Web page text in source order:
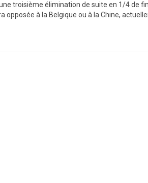
troisième élimination de suite en 1/4 de
opposée à la Belgique ou à la Chine,